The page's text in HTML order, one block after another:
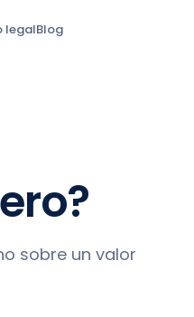
legalBlog
sobre un valor